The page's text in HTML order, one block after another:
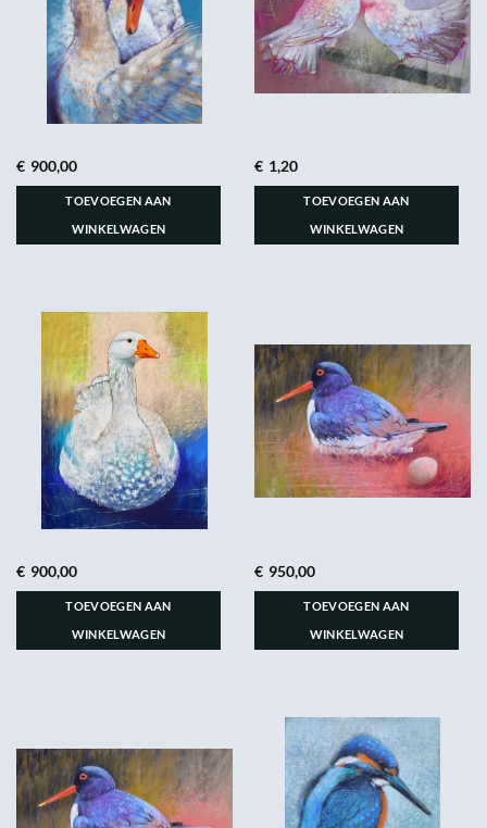
€ 900,00
TOEVOEGEN AAN
WINKELWAGEN
€ 1,20
TOEVOEGEN AAN
WINKELWAGEN
€ 900,00
TOEVOEGEN AAN
WINKELWAGEN
€ 950,00
TOEVOEGEN AAN
WINKELWAGEN